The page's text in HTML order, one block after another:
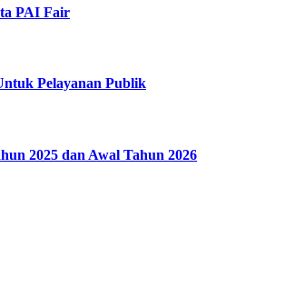
PAI Fair
Pelayanan Publik
2025 dan Awal Tahun 2026